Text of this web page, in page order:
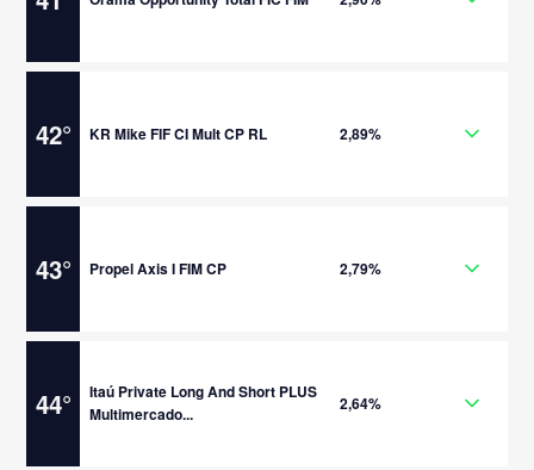
42° KR Mike FIF CI Mult CP RL 2,89%
43° Propel Axis I FIM CP 2,79%
44°
Itaú Private Long And Short PLUS
Multimercado...
2,64%